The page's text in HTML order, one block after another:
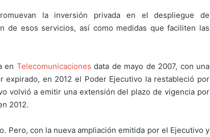
la inversión privada en el despliegue de
de esos servicios, así como medidas que faciliten las
en Telecomunicaciones data de mayo de 2007, con una
expirado, en 2012 el Poder Ejecutivo la restableció por
volvió a emitir una extensión del plazo de vigencia por
2012.
Pero, con la nueva ampliación emitida por el Ejecutivo y